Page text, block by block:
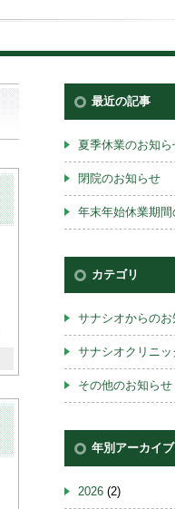
最近の記事
夏季休業のお知ら
閉院のお知らせ
年末年始休業期
カテゴリ
サナシオからのお
サナシオクリニ
その他のお知らせ
年別アーカイブ
2026 (2)